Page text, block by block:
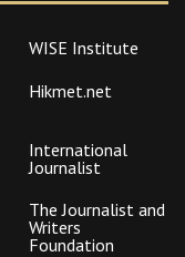
WISE Institute
Hikmet.net
International
Journalist
The Journalist and
Writers
Foundation